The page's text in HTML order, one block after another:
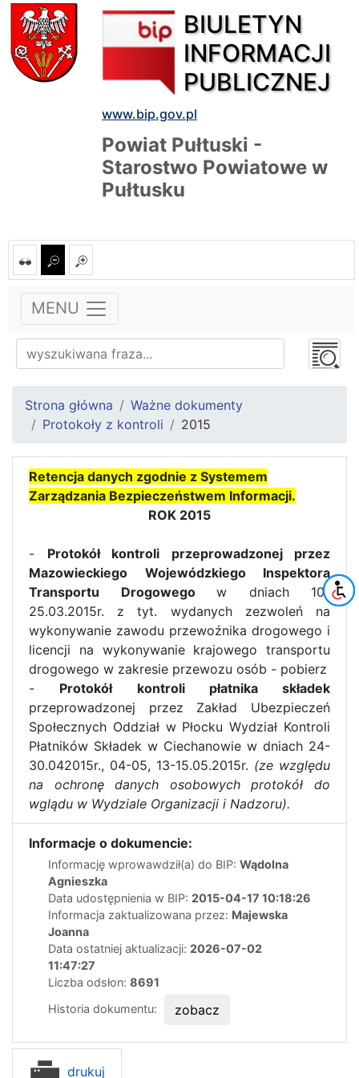
BIULETYN
INFORMACJI
PUBLICZNEJ
www.bip.gov.pl
Powiat Pułtuski -
Starostwo Powiatowe w
Pułtusku
MENU
Strona główna
Ważne dokumenty
Protokoły z kontroli
2015
Retencja danych zgodnie z Systemem
Zarządzania Bezpieczeństwem Informacji.
ROK 2015
- Protokół kontroli przeprowadzonej przez
Mazowieckiego Wojewódzkiego Inspektora
Transportu Drogowego w dniach 10-
25.03.2015r. z tyt. wydanych zezwoleń na
wykonywanie zawodu przewoźnika drogowego i
licencji na wykonywanie krajowego transportu
drogowego w zakresie przewozu osób - pobierz
- Protokół kontroli płatnika składek
przeprowadzonej przez Zakład Ubezpieczeń
Społecznych Oddział w Płocku Wydział Kontroli
Płatników Składek w Ciechanowie w dniach 24-
30.042015r., 04-05, 13-15.05.2015r. (ze względu
na ochronę danych osobowych protokół do
wglądu w Wydziale Organizacji i Nadzoru).
Informacje o dokumencie:
Informację wprowawdził(a) do BIP: Wądolna
Agnieszka
Data udostępnienia w BIP: 2015-04-17 10:18:26
Informacja zaktualizowana przez: Majewska
Joanna
Data ostatniej aktualizacji: 2026-07-02
11:47:27
Liczba odsłon: 8691
Historia dokumentu:
zobacz
drukuj